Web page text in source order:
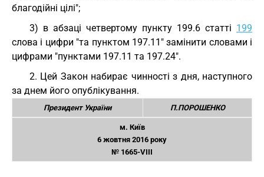
благодійні цілі";
3) в абзаці четвертому пункту 199.6 статті 199
слова і цифри "та пунктом 197.11" замінити словами і
цифрами "пунктами 197.11 та 197.24".
2. Цей Закон набирає чинності з дня, наступного
за днем його опублікування.
Президент України П.ПОРОШЕНКО
м. Київ
6 жовтня 2016 року
№ 1665-VIII